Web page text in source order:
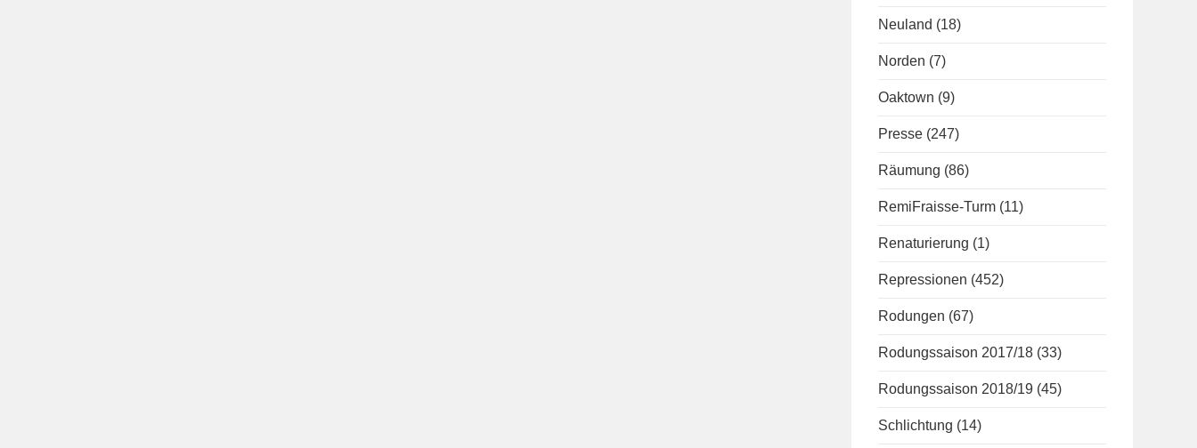
Neuland (18)
Norden (7)
Oaktown (9)
Presse (247)
Räumung (86)
RemiFraisse-Turm (11)
Renaturierung (1)
Repressionen (452)
Rodungen (67)
Rodungssaison 2017/18 (33)
Rodungssaison 2018/19 (45)
Schlichtung (14)